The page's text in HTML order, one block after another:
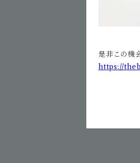
是非この機
https://